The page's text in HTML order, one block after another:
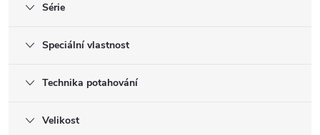
Série
Speciální vlastnost
Technika potahování
Velikost